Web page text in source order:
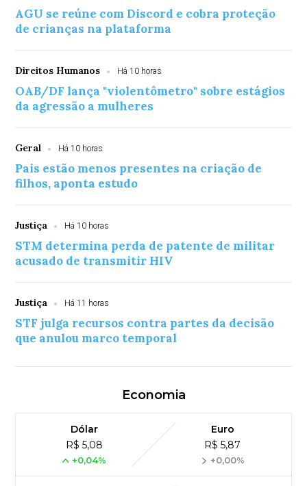
AGU se reúne com Discord e cobra proteção
de crianças na plataforma
Direitos Humanos Há 10 horas
OAB/DF lança "violentômetro" sobre estágios
da agressão a mulheres
Geral Há 10 horas
Pais estão menos presentes na criação de
filhos, aponta estudo
Justiça Há 10 horas
STM determina perda de patente de militar
acusado de transmitir HIV
Justiça Há 11 horas
STF julga recursos contra partes da decisão
que anulou marco temporal
Economia
Dólar
R$ 5,08
+0,04%
Euro
R$ 5,87
+0,00%